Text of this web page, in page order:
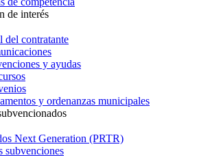
de interés
del contratante
y ayudas
y ordenanzas municipales
Next Generation (PRTR)
subvenciones